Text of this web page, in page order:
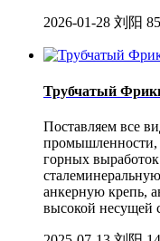
2026-01-28 刘阳 85
Трубчатый
Поставляем все
промышленности,
горных
анкерную крепь,
высокой несущей